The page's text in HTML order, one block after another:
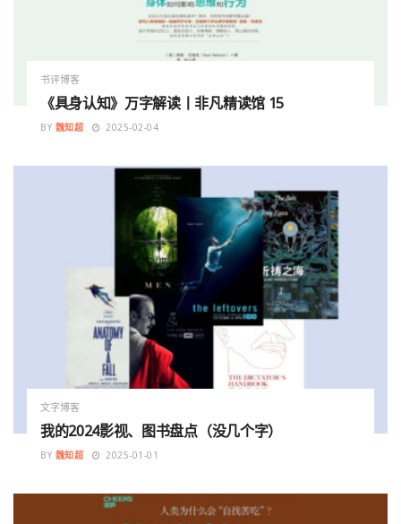
书评博客
《具身认知》万字解读丨非凡精读馆 15
BY 魏知超 2025-02-04
文字博客
我的2024影视、图书盘点（没几个字）
BY 魏知超 2025-01-01